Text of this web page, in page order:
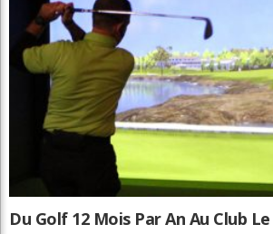
Du Golf 12 Mois Par An Au Club